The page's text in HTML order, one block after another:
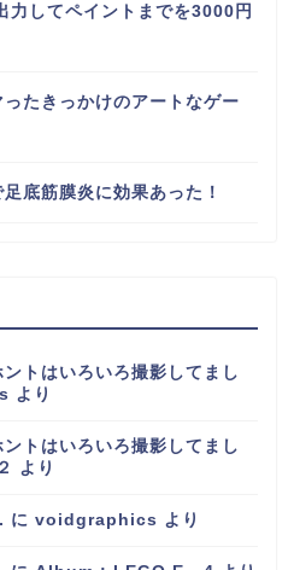
力してペイントまでを3000円
ったきっかけのアートなゲー
底筋膜炎に効果あった！
トはいろいろ撮影してまし
より
トはいろいろ撮影してまし
より
に voidgraphics より